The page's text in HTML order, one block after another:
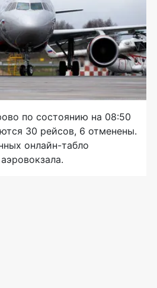
по состоянию на 08:50
30 рейсов, 6 отменены.
онлайн-табло